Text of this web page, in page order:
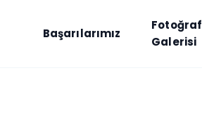
Başarılarımız
Fotoğraf
Galerisi